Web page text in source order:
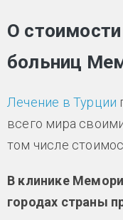
О стоимости
больниц
Лечение в Турции
всего мира
том числе
В клинике
городах страны